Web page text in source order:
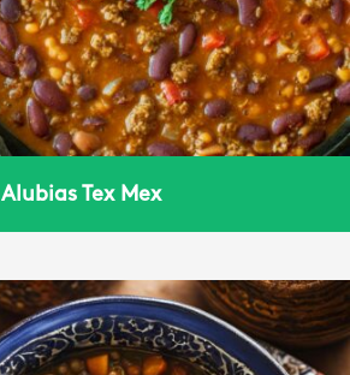
Alubias Tex Mex